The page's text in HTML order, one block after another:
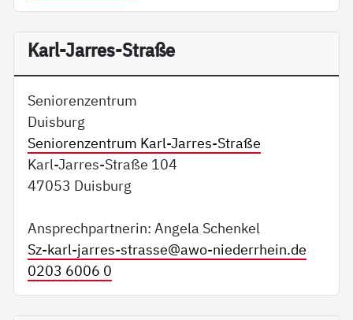
Karl-Jarres-Straße
Seniorenzentrum
Duisburg
Seniorenzentrum Karl-Jarres-Straße
Karl-Jarres-Straße 104
47053 Duisburg
Ansprechpartnerin: Angela Schenkel
Sz-karl-jarres-strasse@awo-niederrhein.de
0203 6006 0